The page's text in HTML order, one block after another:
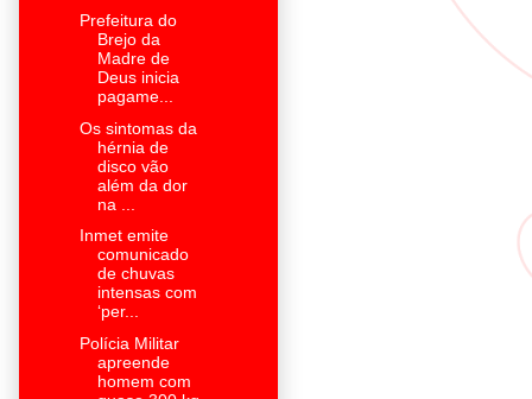
Prefeitura do
Brejo da
Madre de
Deus inicia
pagame...
Os sintomas da
hérnia de
disco vão
além da dor
na ...
Inmet emite
comunicado
de chuvas
intensas com
‘per...
Polícia Militar
apreende
homem com